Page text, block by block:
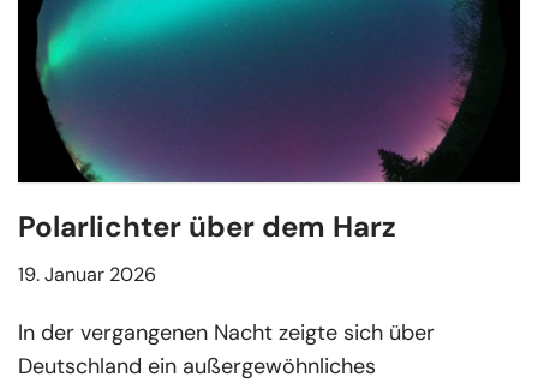
Polarlichter über dem Harz
19. Januar 2026
In der vergangenen Nacht zeigte sich über
Deutschland ein außergewöhnliches